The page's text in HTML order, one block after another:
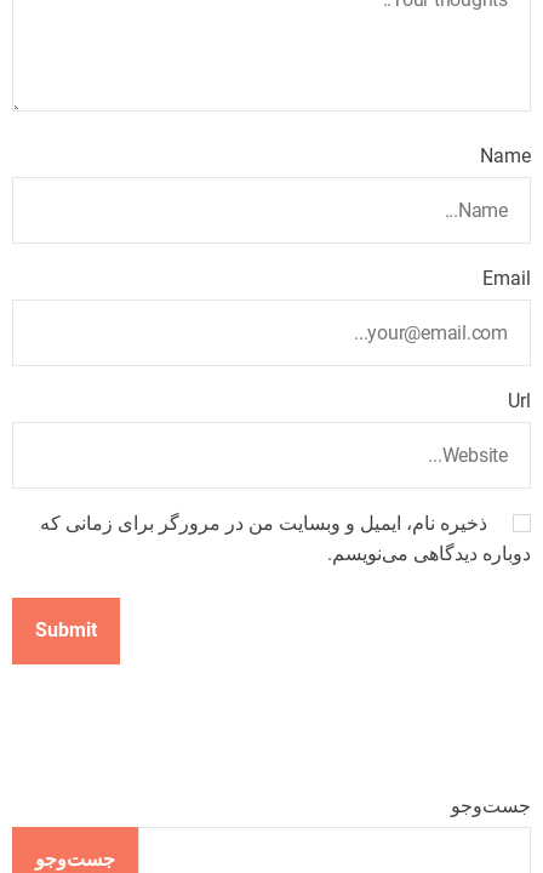
Name
Email
Url
ذخیره نام، ایمیل و وبسایت من در مرورگر برای زمانی که
دوباره دیدگاهی می‌نویسم.
جست‌وجو
جست‌وجو